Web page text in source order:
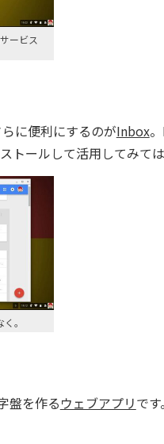
ービス
に便利にするのがInbox
トールして活用してみて
。
盤を作るウェブアプリで